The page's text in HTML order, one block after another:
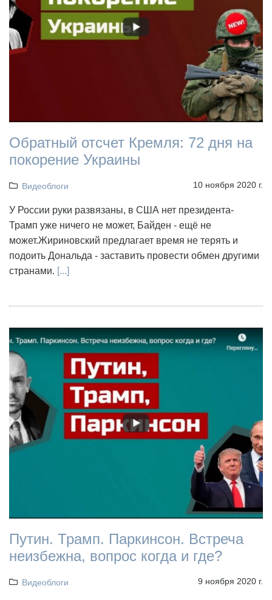
Обратный отсчет Кремля: 72 дня на
покорение Украины
Видеоблоги 10 ноября 2020 г.
У России руки развязаны, в США нет президента-
Трамп уже ничего не может, Байден - ещё не
может.Жириновский предлагает время не терять и
подоить Дональда - заставить провести обмен другими
странами. [...]
Путин. Трамп. Паркинсон. Встреча
неизбежна, вопрос когда и где?
Видеоблоги 9 ноября 2020 г.